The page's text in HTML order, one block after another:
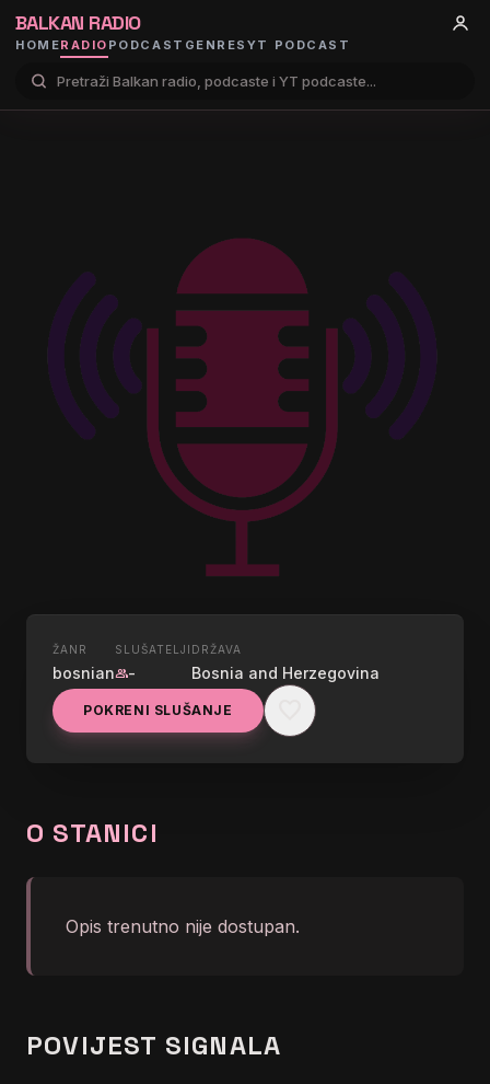
BALKAN RADIO
HOMERADIO PODCAST GENRES YT PODCAST
UŽIVO
RADIO USK 1
graphic_eq
ŽANR
bosnian
SLUŠATELJI
group-
DRŽAVA
Bosnia and Herzegovina
POKRENI SLUŠANJE
O STANICI
Opis trenutno nije dostupan.
POVIJEST SIGNALA